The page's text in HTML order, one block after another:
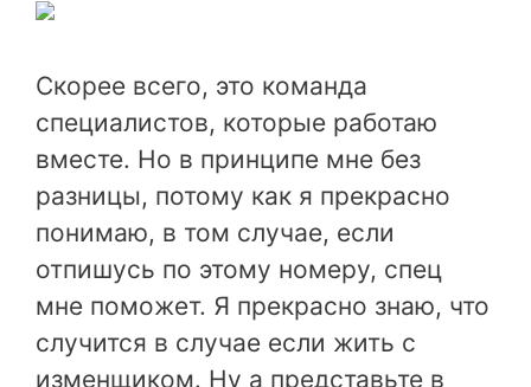
Скорее всего, это команда
специалистов, которые работаю
вместе. Но в принципе мне без
разницы, потому как я прекрасно
понимаю, в том случае, если
отпишусь по этому номеру, спец
мне поможет. Я прекрасно знаю, что
случится в случае если жить с
изменщиком. Ну а представьте в